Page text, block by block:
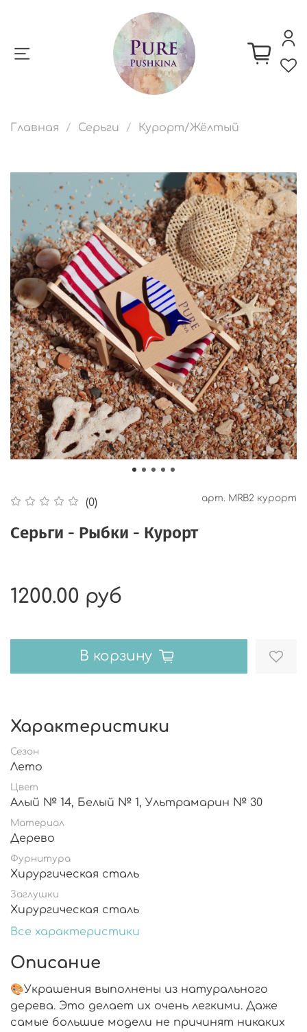
Главная Серьги Курорт/Жёлтый
(0) арт. MRB2 курорт
Серьги - Рыбки - Курорт
1200.00 руб
В корзину
Характеристики
Сезон
Лето
Цвет
Алый № 14, Белый № 1, Ультрамарин № 30
Материал
Дерево
Фурнитура
Хирургическая сталь
Заглушки
Хирургическая сталь
Все характеристики
Описание
🎨Украшения выполнены из натурального
дерева. Это делает их очень легкими. Даже
самые большие модели не причинят никаких